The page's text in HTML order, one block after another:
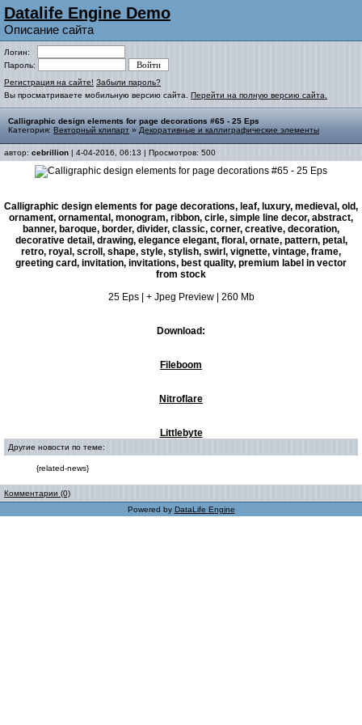
Datalife Engine Demo
Описание сайта
Логин:
Пароль:
Регистрация на сайте! Забыли пароль?
Вы просматриваете мобильную версию сайта. Перейти на полную версию сайта.
Calligraphic design elements for page decorations #65 - 25 Eps
Категория: Векторный клипарт » Декоративные и каллиграфические элементы
автор: cebrillion | 4-04-2016, 06:13 | Просмотров: 500
Calligraphic design elements for page decorations, leaf, luxury, medieval, old,
ornament, ornamental, monogram, ribbon, cirle, simple line decor, abstract,
banner, baroque, border, divider, classic, corner, creative, decoration,
decorative detail, drawing, elegance elegant, floral, ornate, pattern, petal,
retro, royal, scroll, shape, style, stylish, swirl, vignette, vintage, frame,
greeting card, invitation, invitations, best quality, premium label in vector
from stock
25 Eps | + Jpeg Preview | 260 Mb
Download:
Fileboom
Nitroflare
Littlebyte
Другие новости по теме:
{related-news}
Комментарии (0)
Powered by DataLife Engine